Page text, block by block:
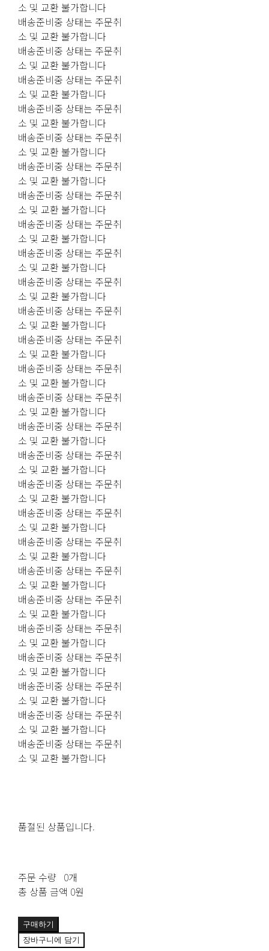
소 및 교환 불가합니다
배송준비중 상태는 주문취
소 및 교환 불가합니다
배송준비중 상태는 주문취
소 및 교환 불가합니다
배송준비중 상태는 주문취
소 및 교환 불가합니다
배송준비중 상태는 주문취
소 및 교환 불가합니다
배송준비중 상태는 주문취
소 및 교환 불가합니다
배송준비중 상태는 주문취
소 및 교환 불가합니다
배송준비중 상태는 주문취
소 및 교환 불가합니다
배송준비중 상태는 주문취
소 및 교환 불가합니다
배송준비중 상태는 주문취
소 및 교환 불가합니다
배송준비중 상태는 주문취
소 및 교환 불가합니다
배송준비중 상태는 주문취
소 및 교환 불가합니다
배송준비중 상태는 주문취
소 및 교환 불가합니다
배송준비중 상태는 주문취
소 및 교환 불가합니다
배송준비중 상태는 주문취
소 및 교환 불가합니다
배송준비중 상태는 주문취
소 및 교환 불가합니다
배송준비중 상태는 주문취
소 및 교환 불가합니다
배송준비중 상태는 주문취
소 및 교환 불가합니다
배송준비중 상태는 주문취
소 및 교환 불가합니다
배송준비중 상태는 주문취
소 및 교환 불가합니다
배송준비중 상태는 주문취
소 및 교환 불가합니다
배송준비중 상태는 주문취
소 및 교환 불가합니다
배송준비중 상태는 주문취
소 및 교환 불가합니다
배송준비중 상태는 주문취
소 및 교환 불가합니다
배송준비중 상태는 주문취
소 및 교환 불가합니다
배송준비중 상태는 주문취
소 및 교환 불가합니다
배송준비중 상태는 주문취
소 및 교환 불가합니다
품절된 상품입니다.
주문 수량 0개
총 상품 금액 0원
구매하기
장바구니에 담기